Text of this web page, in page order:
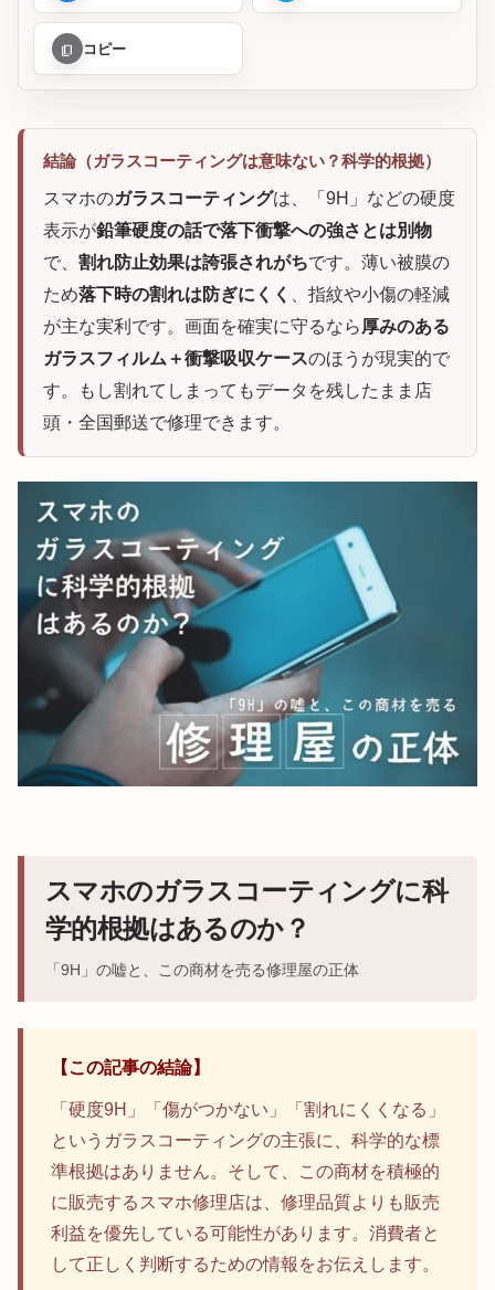
コピー
結論（ガラスコーティングは意味ない？科学的根拠）
スマホのガラスコーティングは、「9H」などの硬度
表示が鉛筆硬度の話で落下衝撃への強さとは別物
で、 割れ防止効果は誇張されがちです。薄い被膜の
ため落下時の割れは防ぎにくく
、指紋や小傷の軽減
が主な実利です。画面を確実に守るなら厚みのある
ガラスフィルム＋衝撃吸収ケースのほうが現実的で
す。もし割れてしまってもデータを残したまま店
頭・全国郵送で修理できます。
スマホのガラスコーティングに科
学的根拠はあるのか？
「9H」の嘘と、この商材を売る修理屋の正体
【この記事の結論】
「硬度9H」「傷がつかない」「割れにくくなる」
というガラスコーティングの主張に、科学的な標
準根拠はありません。そして、この商材を積極的
に販売するスマホ修理店は、修理品質よりも販売
利益を優先している可能性があります。消費者と
して正しく判断するための情報をお伝えします。